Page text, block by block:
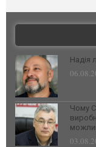
Надія
Чому